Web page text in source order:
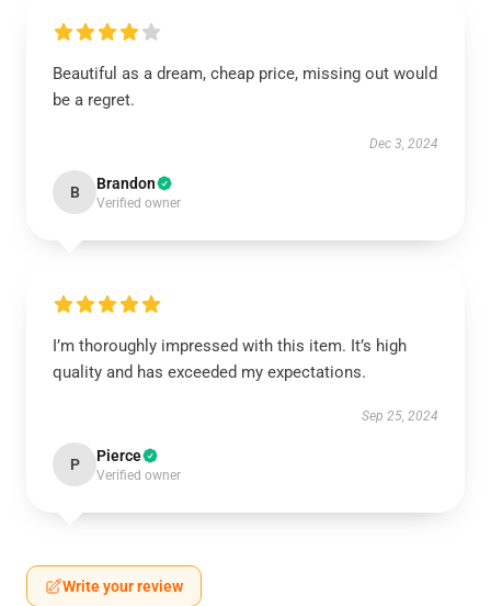
Beautiful as a dream, cheap price, missing out would
be a regret.
Dec 3, 2024
B Brandon
Verified owner
I’m thoroughly impressed with this item. It’s high
quality and has exceeded my expectations.
Sep 25, 2024
P Pierce
Verified owner
Write your review